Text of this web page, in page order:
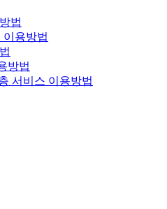
법
이용방법
방법
서비스 이용방법